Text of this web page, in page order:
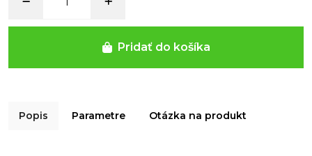
Pridať do košíka
Popis Parametre Otázka na produkt